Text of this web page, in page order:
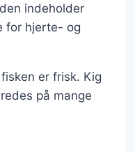
indeholder
for hjerte- og
er frisk. Kig
på mange